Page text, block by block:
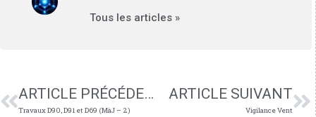
Tous les articles »
ARTICLE PRÉCÉDENT
Travaux D90, D91 et D69 (MàJ – 2)
ARTICLE SUIVANT
Vigilance Vent